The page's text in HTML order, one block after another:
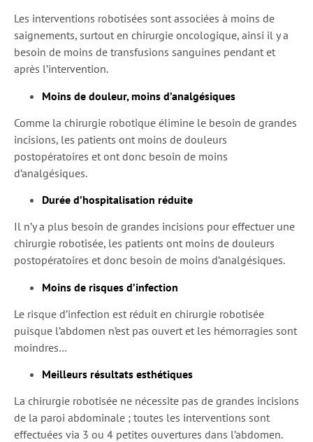
Les interventions robotisées sont associées à moins de
saignements, surtout en chirurgie oncologique, ainsi il y a
besoin de moins de transfusions sanguines pendant et
après l’intervention.
Moins de douleur, moins d’analgésiques
Comme la chirurgie robotique élimine le besoin de grandes
incisions, les patients ont moins de douleurs
postopératoires et ont donc besoin de moins
d’analgésiques.
Durée d’hospitalisation réduite
Il n’y a plus besoin de grandes incisions pour effectuer une
chirurgie robotisée, les patients ont moins de douleurs
postopératoires et donc besoin de moins d’analgésiques.
Moins de risques d’infection
Le risque d’infection est réduit en chirurgie robotisée
puisque l’abdomen n’est pas ouvert et les hémorragies sont
moindres…
Meilleurs résultats esthétiques
La chirurgie robotisée ne nécessite pas de grandes incisions
de la paroi abdominale ; toutes les interventions sont
effectuées via 3 ou 4 petites ouvertures dans l’abdomen.